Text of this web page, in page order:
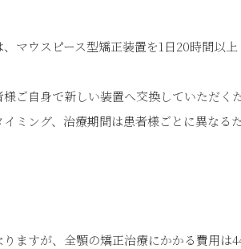
マウスピース型矯正装置を1日20時間以
ご自身で新しい装置へ交換していただく
ミング、治療期間は患者様ごとに異なる
ますが、全顎の矯正治療にかかる費用は